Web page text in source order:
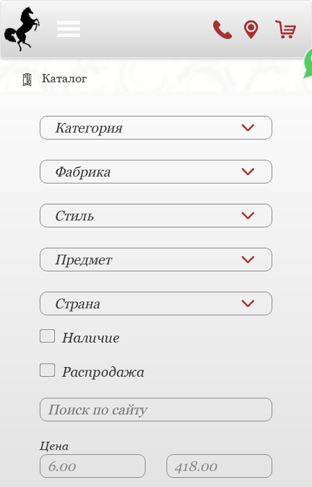
Каталог
Категория
Фабрика
Стиль
Предмет
Страна
Наличие
Распродажа
Цена